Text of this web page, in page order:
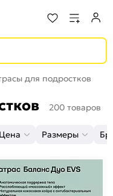
для подростков
200 товаров
Цена Размеры